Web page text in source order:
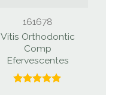
161678
Vitis Orthodontic
Comp
Efervescentes